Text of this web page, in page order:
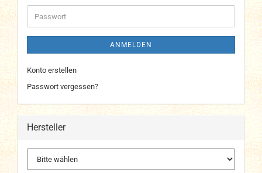
Adresse
Passwort
ANMELDEN
Konto erstellen
Passwort vergessen?
Hersteller